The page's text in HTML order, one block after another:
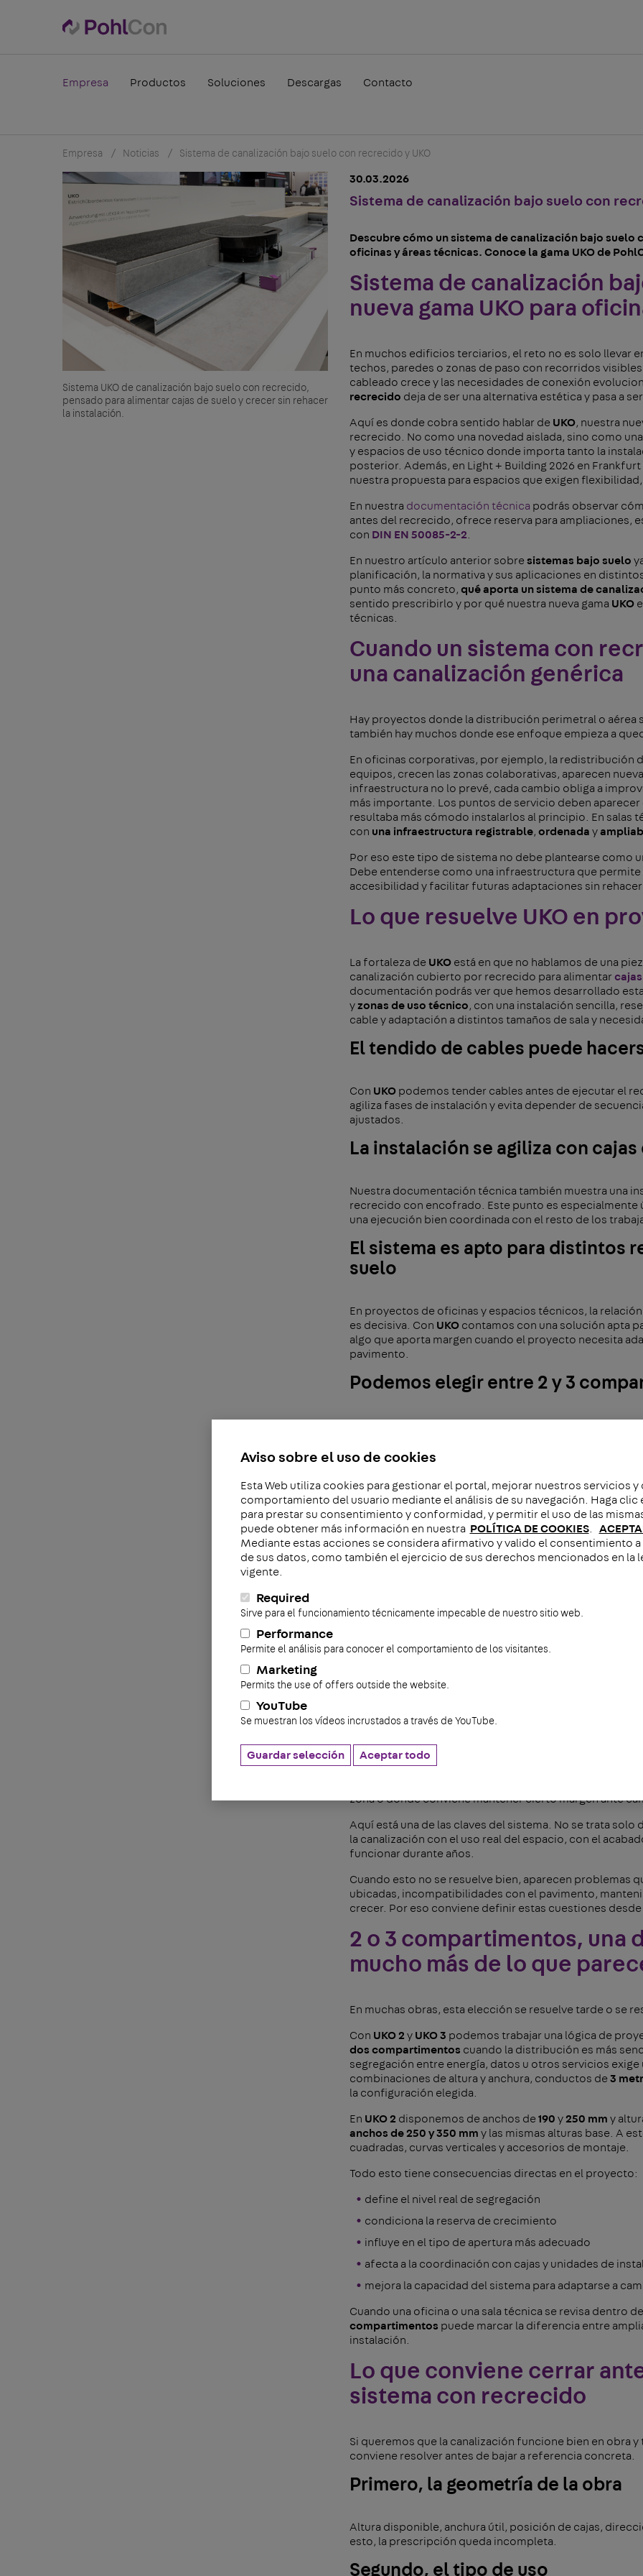
Aviso sobre el uso de cookies
Esta Web utiliza cookies para gestionar el portal, mejorar nuestros servicios y
comportamiento del usuario mediante el análisis de su navegación. Haga clic
para prestar su consentimiento y conformidad, y permitir el uso de las
puede obtener más información en nuestra POLÍTICA DE COOKIES.
Mediante estas acciones se considera afirmativo y valido el consentimiento
de sus datos, como también el ejercicio de sus derechos mencionados en la
vigente.
Required
Sirve para el funcionamiento técnicamente impecable de nuestro sitio web.
Performance
Permite el análisis para conocer el comportamiento de los visitantes.
Marketing
Permits the use of offers outside the website.
YouTube
Se muestran los vídeos incrustados a través de YouTube.
Guardar selección Aceptar todo
Empresa Productos Soluciones Descargas Contacto
Empresa Noticias Sistema de canalización bajo suelo con recrecido y UKO
Sistema UKO de canalización bajo suelo con recrecido,
pensado para alimentar cajas de suelo y crecer sin rehacer
la instalación.
30.03.2026
Sistema de canalización bajo suelo con
Descubre cómo un sistema de canalización bajo
oficinas y áreas técnicas. Conoce la gama UKO de
Sistema de canalización
nueva gama UKO para
En muchos edificios terciarios, el reto no es solo llevar
techos, paredes o zonas de paso con recorridos
cableado crece y las necesidades de conexión
recrecido deja de ser una alternativa estética y pasa a
Aquí es donde cobra sentido hablar de UKO, nuestra
recrecido. No como una novedad aislada, sino como
y espacios de uso técnico donde importa tanto la
posterior. Además, en Light + Building 2026 en
nuestra propuesta para espacios que exigen
En nuestra documentación técnica podrás observar
antes del recrecido, ofrece reserva para ampliaciones,
con DIN EN 50085-2-2
En nuestro artículo anterior sobresistemas bajo suelo
planificación, la normativa y sus aplicaciones en
punto más concreto, qué aporta un sistema de
sentido prescribirlo y por qué nuestra nueva gama UKO
técnicas.
Cuando un sistema con
una canalización genérica
Hay proyectos donde la distribución perimetral o aérea
también hay muchos donde ese enfoque empieza a
En oficinas corporativas, por ejemplo, la redistribución
equipos, crecen las zonas colaborativas, aparecen
infraestructura no lo prevé, cada cambio obliga a
más importante. Los puntos de servicio deben
resultaba más cómodo instalarlos al principio. En salas
con una infraestructura registrable, ordenada y
Por eso este tipo de sistema no debe plantearse como
Debe entenderse como una infraestructura que
accesibilidad y facilitar futuras adaptaciones sin rehacer
Lo que resuelve UKO en
La fortaleza de UKOestá en que no hablamos de una
canalización cubierto por recrecido para alimentar
documentación podrás ver que hemos desarrollado
yzonas de uso técnico, con una instalación sencilla,
cable y adaptación a distintos tamaños de sala y
El tendido de cables puede
Con UKOpodemos tender cables antes de ejecutar el
agiliza fases de instalación y evita depender de
ajustados.
La instalación se agiliza con
Nuestra documentación técnica también muestra una
recrecido con encofrado. Este punto es especialmente
una ejecución bien coordinada con el resto de los
El sistema es apto para distintos
suelo
En proyectos de oficinas y espacios técnicos, la
es decisiva. Con UKOcontamos con una solución apta
algo que aporta margen cuando el proyecto necesita
pavimento.
Podemos elegir entre 2 y 3
distribución de energía y datos y ajustar el sistema a
El volumen del canal está
Otro punto importante es la capacidad de ampliación.
También dejamos margen para futuras ampliaciones,
que cambian con el tiempo.
Es compatible con nuestras
La compatibilidad con nuestrasunidades de instalación
tipo de soluciones, esa coherencia entre canalización,
Pavimentos,
En una canalización bajo suelo con recrecido, el
del edificio. Pavimento, revestimiento, altura
decisión.
. Esto permite integrarla en proyectos
zona o donde conviene mantener cierto margen ante
Aquí está una de las claves del sistema. No se trata
la canalización con el uso real del espacio, con el
funcionar durante años.
Cuando esto no se resuelve bien, aparecen problemas
ubicadas, incompatibilidades con el pavimento,
crecer. Por eso conviene definir estas cuestiones
2 o 3 compartimentos, una
mucho más de lo que
En muchas obras, esta elección se resuelve tarde o se
Con UKO 2 y UKO 3 podemos trabajar una lógica de
dos compartimentos cuando la distribución es más
segregación entre energía, datos u otros servicios
combinaciones de altura y anchura, conductos de3
la configuración elegida.
En UKO 2 disponemos de anchos de190 y 250 mm y
anchos de 250 y 350 mm y las mismas alturas base. A
cuadradas, curvas verticales y accesorios de montaje.
Todo esto tiene consecuencias directas en el proyecto:
define el nivel real de segregación
condiciona la reserva de crecimiento
influye en el tipo de apertura más adecuado
afecta a la coordinación con cajas y unidades de
mejora la capacidad del sistema para adaptarse a
Cuando una oficina o una sala técnica se revisa dentro
compartimentos puede marcar la diferencia entre
instalación.
Lo que conviene cerrar
sistema con recrecido
Si queremos que la canalización funcione bien en obra
conviene resolver antes de bajar a referencia concreta.
Primero, la geometría de la obra
Altura disponible, anchura útil, posición de cajas,
esto, la prescripción queda incompleta.
Segundo, el tipo de uso